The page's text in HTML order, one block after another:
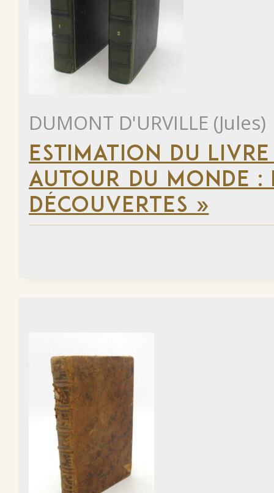
DUMONT D'URVILLE (Jules)
ESTIMATION DU
AUTOUR DU MONDE :
DÉCOUVERTES »